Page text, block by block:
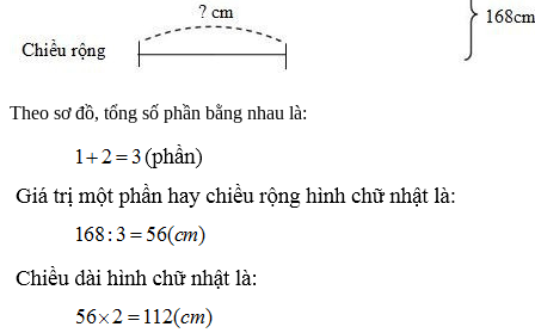
Theo sơ đồ, tổng số phần bằng nhau là: